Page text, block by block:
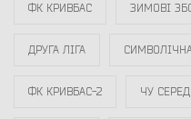
ФК КРИВБАС ЗИМОВІ
ДРУГА ЛІГА
ФК КРИВБАС-2 ЧУ